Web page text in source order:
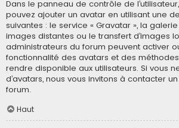
Dans le panneau de contrôle de
pouvez ajouter un avatar en utilisant une
suivantes : le service « Gravatar », la galerie
images distantes ou le transfert d’images
administrateurs du forum peuvent activer
fonctionnalité des avatars et des méthodes
rendre disponible aux utilisateurs. Si vous
d’avatars, nous vous invitons à contacter
forum.
Haut